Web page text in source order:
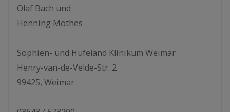
Olaf Bach und
Henning Mothes
Sophien- und Hufeland Klinikum Weimar
Henry-van-de-Velde-Str. 2
99425, Weimar